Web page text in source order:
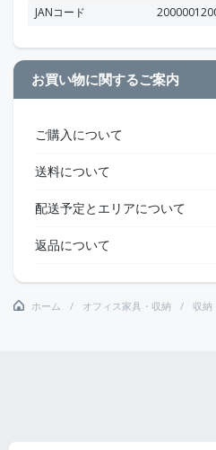
JANコード
お買い物に関するご案内
ご購入について
送料について
配送予定とエリアについて
返品について
ホーム オフィス家具・収納 収納